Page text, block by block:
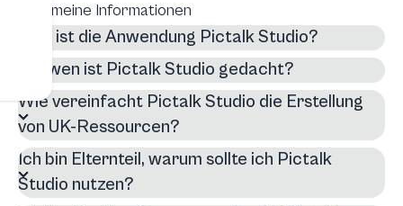
Allgemeine Informationen
Was ist die Anwendung Pictalk Studio?
Für wen ist Pictalk Studio gedacht?
Wie vereinfacht Pictalk Studio die Erstellung
von UK-Ressourcen?
Ich bin Elternteil, warum sollte ich Pictalk
Studio nutzen?